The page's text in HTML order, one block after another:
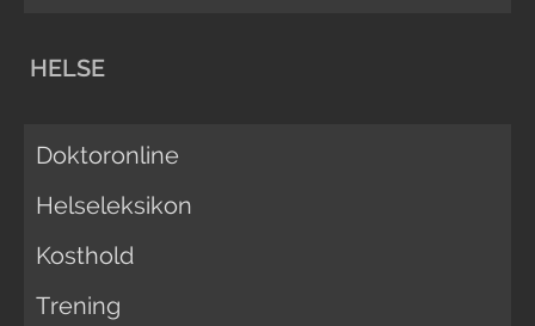
HELSE
Doktoronline
Helseleksikon
Kosthold
Trening